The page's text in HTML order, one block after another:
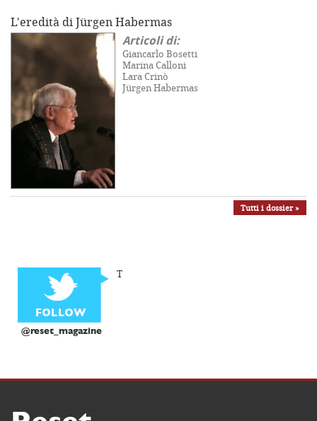
L'eredità di Jürgen Habermas
Articoli di:
Giancarlo Bosetti
Marina Calloni
Lara Crinò
Jürgen Habermas
Tutti i dossier »
@reset_magazine
T